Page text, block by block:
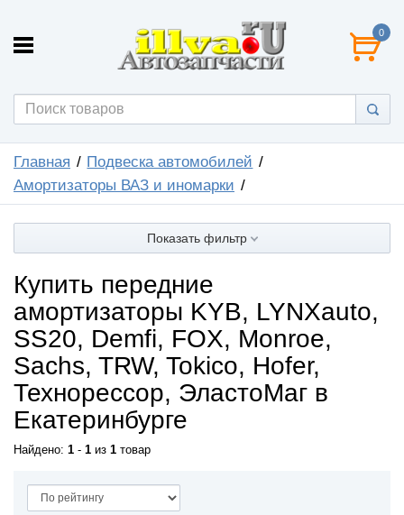
0
Главная
Подвеска автомобилей
Амортизаторы ВАЗ и иномарки
Показать фильтр
Купить передние
амортизаторы KYB, LYNXauto,
SS20, Demfi, FOX, Monroe,
Sachs, TRW, Tokico, Hofer,
Технорессор, ЭластоМаг в
Екатеринбурге
Найдено: 1 - 1 из 1 товар